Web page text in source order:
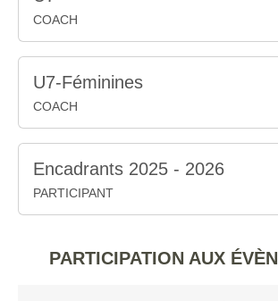
COACH
U7-Féminines
COACH
Encadrants 2025 - 2026
PARTICIPANT
PARTICIPATION AUX